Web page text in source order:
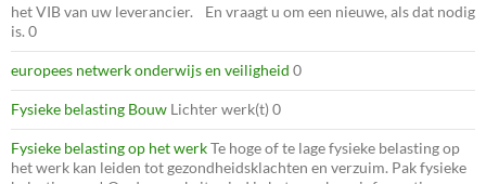
het VIB van uw leverancier. En vraagt u om een nieuwe, als dat nodig
is. 0
europees netwerk onderwijs en veiligheid 0
Fysieke belasting Bouw Lichter werk(t) 0
Fysieke belasting op het werkTe hoge of te lage fysieke belasting op
het werk kan leiden tot gezondheidsklachten en verzuim. Pak fysieke